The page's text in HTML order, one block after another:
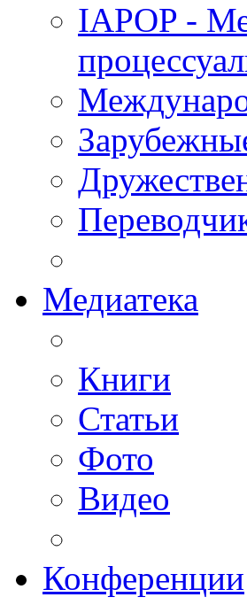
IAPOP -
Медиатека
Книги
Статьи
Фото
Видео
Конференции